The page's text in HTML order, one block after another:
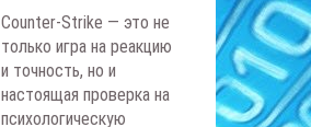
Counter-Strike — это не
только игра на реакцию
и точность, но и
настоящая проверка на
психологическую